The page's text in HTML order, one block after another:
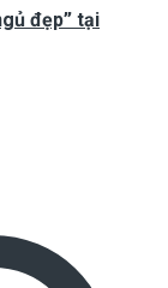
đẹp” tại